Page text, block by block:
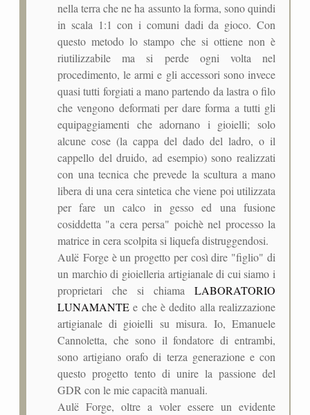
nella terra che ne ha assunto la forma, sono quindi
in scala 1:1 con i comuni dadi da gioco. Con
questo metodo lo stampo che si ottiene non è
riutilizzabile ma si perde ogni volta nel
procedimento, le armi e gli accessori sono invece
quasi tutti forgiati a mano partendo da lastra o filo
che vengono deformati per dare forma a tutti gli
equipaggiamenti che adornano i gioielli; solo
alcune cose (la cappa del dado del ladro, o il
cappello del druido, ad esempio) sono realizzati
con una tecnica che prevede la scultura a mano
libera di una cera sintetica che viene poi utilizzata
per fare un calco in gesso ed una fusione
cosiddetta "a cera persa" poichè nel processo la
matrice in cera scolpita si liquefa distruggendosi.
Aulë Forge è un progetto per così dire "figlio" di
un marchio di gioielleria artigianale di cui siamo i
proprietari che si chiama LABORATORIO
LUNAMANTE e che è dedito alla realizzazione
artigianale di gioielli su misura. Io, Emanuele
Cannoletta, che sono il fondatore di entrambi,
sono artigiano orafo di terza generazione e con
questo progetto tento di unire la passione del
GDR con le mie capacità manuali.
Aulë Forge, oltre a voler essere un evidente